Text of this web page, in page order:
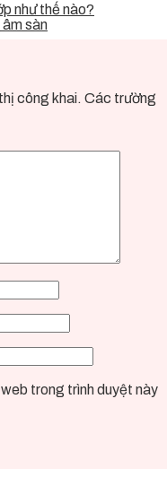
như thế nào?
sàn
công khai. Các trường
trong trình duyệt này